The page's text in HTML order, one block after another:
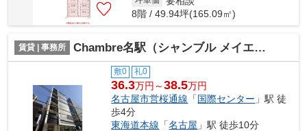
8階 / 49.94坪(165.09㎡)
賃貸 | 事務所 Chambre名駅（シャンブル メイエキ）【 オフィスおすすめ 】
敷0 礼0
36.3万円～38.5万円
名古屋市営桜通線 「国際センター 」駅 徒
歩4分
東海道本線 「名古屋 」駅 徒歩10分